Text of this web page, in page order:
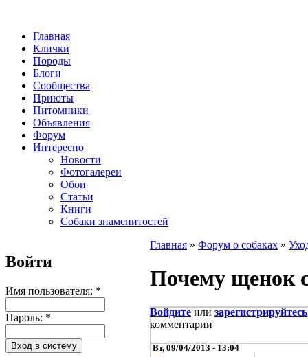
Главная
Клички
Породы
Блоги
Сообщества
Приюты
Питомники
Объявления
Форум
Интересно
Новости
Фотогалереи
Обои
Статьи
Книги
Собаки знаменитостей
Войти
Имя пользователя: *
Пароль: *
Главная » Форум о собаках »
Почему щенок
Войдите или зарегистрируйтесь
комментарии
Вт, 09/04/2013 - 13:04